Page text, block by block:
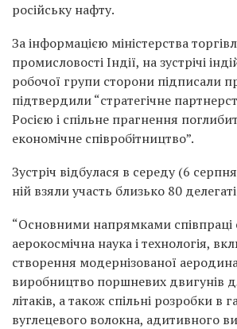
російську нафту.
За інформацією міністерства
промисловості Індії, на зустрічі
робочої групи сторони підписали
підтвердили “стратегічне
Росією і спільне прагнення
економічне співробітництво”.
Зустріч відбулася в середу (6
ній взяли участь близько 80
“Основними напрямками співпраці
аерокосмічна наука і технологія,
створення модернізованої
виробництво поршневих двигунів
літаків, а також спільні розробки в
вуглецевого волокна, адитивного